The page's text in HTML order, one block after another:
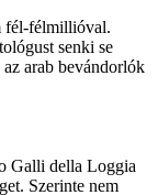
fél-félmillióval.
senki se
arab bevándorlók
Galli della Loggia
Szerinte nem